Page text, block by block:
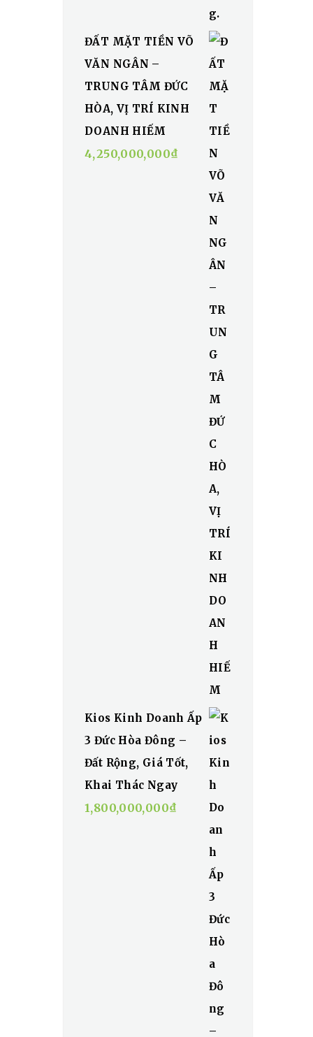
ĐẤT MẶT TIỀN VÕ
VĂN NGÂN –
TRUNG TÂM ĐỨC
HÒA, VỊ TRÍ KINH
DOANH HIẾM
4,250,000,000₫
Kios Kinh Doanh Ấp
3 Đức Hòa Đông –
Đất Rộng, Giá Tốt,
Khai Thác Ngay
1,800,000,000₫